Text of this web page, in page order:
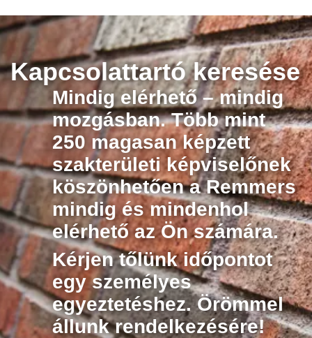
Kapcsolattartó keresése
Mindig elérhető – mindig
mozgásban. Több mint
250 magasan képzett
szakterületi képviselőnek
köszönhetően a Remmers
mindig és mindenhol
elérhető az Ön számára.
Kérjen tőlünk időpontot
egy személyes
egyeztetéshez. Örömmel
állunk rendelkezésére!